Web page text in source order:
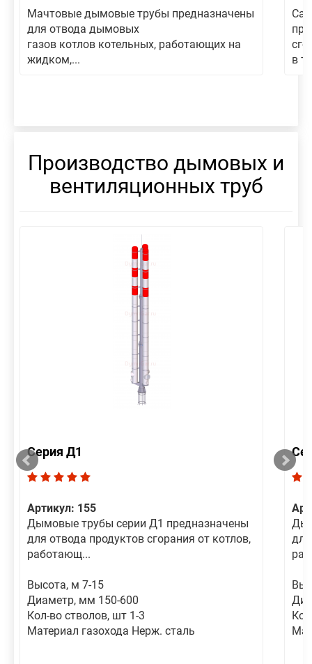
Мачтовые дымовые трубы предназначены
для отвода дымовых
газов котлов котельных, работающих на
жидком,...
в
Производство дымовых и
вентиляционных труб
Серия Д1
Артикул: 155
Дымовые трубы серии Д1 предназначены
для отвода продуктов сгорания от котлов,
работающ...
Высота, м 7-15
Диаметр, мм 150-600
Кол-во стволов, шт 1-3
Материал газохода Нерж. сталь